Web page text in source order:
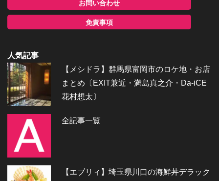
お問い合わせ
免責事項
人気記事
【メシドラ】群馬県富岡市のロケ地・お店
まとめ〔EXIT兼近・満島真之介・Da-iCE
花村想太〕
全記事一覧
【エブリィ】埼玉県川口の海鮮丼デラック